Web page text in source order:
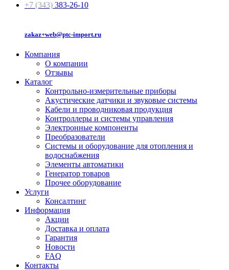
+7 (343) 383-26-10
zakaz+web@ptc-import.ru
Компания
О компании
Отзывы
Каталог
Контрольно-измерительные приборы
Акустические датчики и звуковые системы
Кабели и проводниковая продукция
Контроллеры и системы управления
Электронные компоненты
Преобразователи
Системы и оборудование для отопления и
водоснабжения
Элементы автоматики
Генератор товаров
Прочее оборудование
Услуги
Консалтинг
Информация
Акции
Доставка и оплата
Гарантия
Новости
FAQ
Контакты